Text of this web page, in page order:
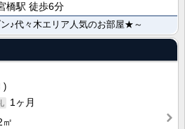
橋駅 徒歩6分
♪代々木エリア人気のお部屋★～
1ヶ月